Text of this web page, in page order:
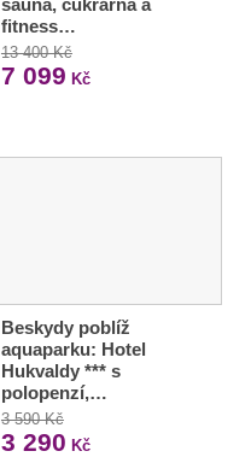
fitness…
13 400 Kč
7 099 Kč
Beskydy poblíž
aquaparku: Hotel
Hukvaldy *** s
polopenzí,…
3 590 Kč
3 290 Kč